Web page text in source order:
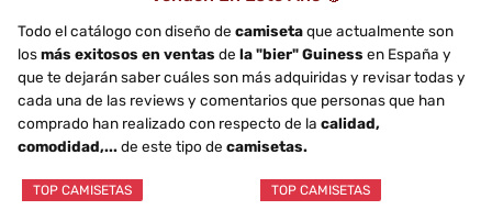
Todo el catálogo con diseño de camisetaque actualmente son
losmás exitosos en ventas de la "bier" Guiness en España y
que te dejarán saber cuáles son más adquiridas y revisar todas y
cada una de las reviews y comentarios que personas que han
comprado han realizado con respecto de la calidad,
comodidad,...de este tipo de camisetas.
TOP CAMISETAS TOP CAMISETAS